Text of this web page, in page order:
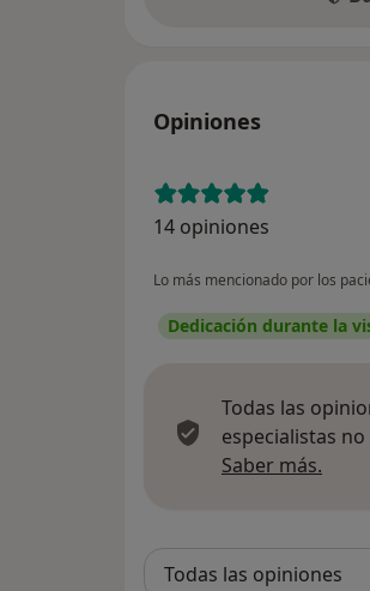
Opiniones
14 opiniones
Lo más mencionado por los
Dedicación durante la
Todas las
especialistas
Saber más.